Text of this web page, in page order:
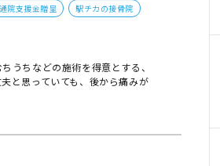
通院支援金贈呈 駅チカの接骨院
うちなどの施術を得意とする、
と思っていても、後から痛みが